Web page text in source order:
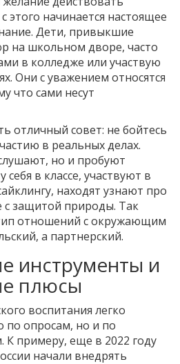
этого начинается настоящее
Дети, привыкшие
на школьном дворе, часто
в колледже или участвую
Они с уважением относятся
что сами несут
отличный совет: не бойтесь
в реальных делах.
но и пробуют
в классе, участвуют в
находят узнают про
с защитой природы. Так
отношений с окружающим
а партнерский.
инструменты и
плюсы
воспитания легко
по опросам, но и по
примеру, еще в 2022 году
начали внедрять